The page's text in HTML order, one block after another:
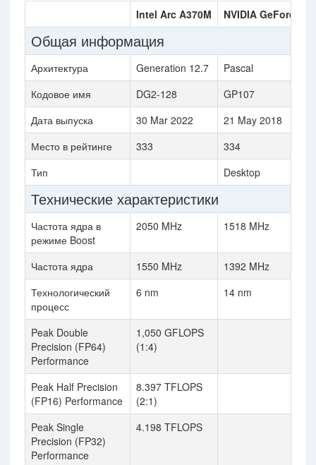
Intel Arc A370M NVIDIA GeForce
Общая информация
Архитектура Generation 12.7
Pascal
Кодовое имя
DG2-128
GP107
Дата выпуска
30 Mar 2022
21 May 2018
Место в рейтинге
333
334
Тип
Desktop
Технические характеристики
Частота ядра в
режиме Boost
2050 MHz 1518 MHz
Частота ядра 1550 MHz
1392 MHz
Технологический
процесс
6 nm 14 nm
Peak Double
Precision (FP64)
Performance
1,050 GFLOPS
(1:4)
Peak Half Precision
(FP16) Performance
8.397 TFLOPS
(2:1)
Peak Single
Precision (FP32)
Performance
4.198 TFLOPS